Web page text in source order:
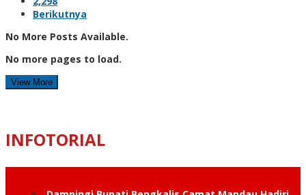
Berikutnya
No More Posts Available.
No more pages to load.
View More
INFOTORIAL